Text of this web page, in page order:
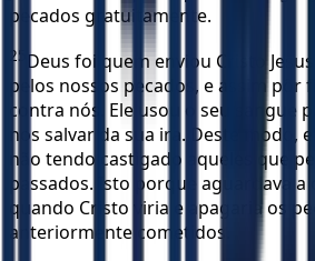
pecados gratuitamente.
25 Deus foi quem enviou Cristo
pelos nossos pecados, e assim pôr
contra nós. Ele usou o seu sangue
nos salvar da sua ira. Deste modo,
não tendo castigado aqueles que
passados. Isto porque aguardava a
quando Cristo viria e apagaria os
anteriormente cometidos.